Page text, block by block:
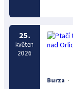
25.
květen
2026
Burza ·